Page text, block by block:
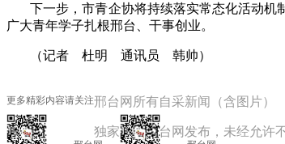
下一步，市青企协将持续落实常态化活动机
广大青年学子扎根邢台、干事创业。
（记者 杜明 通讯员 韩帅）
更多精彩内容请关注邢台网所有自采新闻（含图片）
独家授权邢台网发布，未经允许